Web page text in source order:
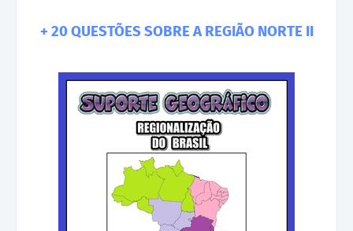
+ 20 QUESTÕES SOBRE A REGIÃO NORTE II